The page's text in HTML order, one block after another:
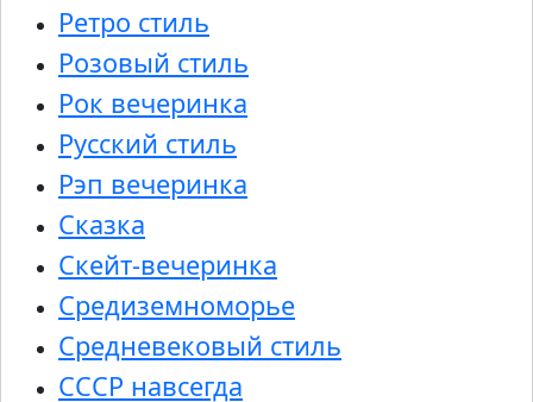
Ретро стиль
Розовый стиль
Рок вечеринка
Русский стиль
Рэп вечеринка
Сказка
Скейт-вечеринка
Средиземноморье
Средневековый стиль
СССР навсегда